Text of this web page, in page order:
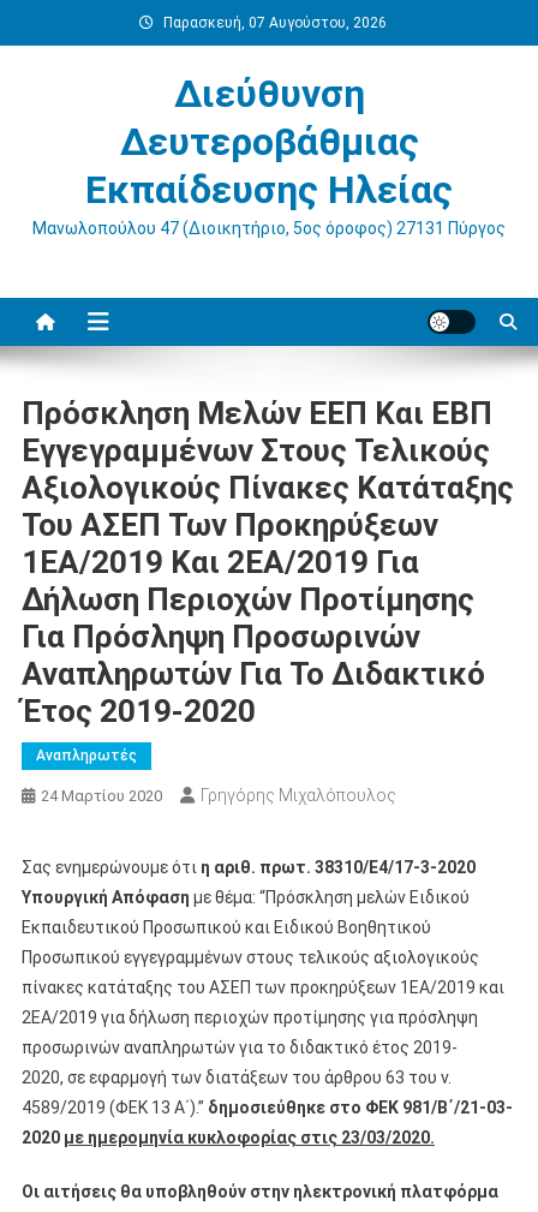
στο
Παρασκευή, 07 Αυγούστου, 2026
Διεύθυνση
Δευτεροβάθμιας
Εκπαίδευσης Ηλείας
Μανωλοπούλου 47 (Διοικητήριο, 5ος όροφος) 27131 Πύργος
Πρόσκληση Μελών ΕΕΠ Και ΕΒΠ
Εγγεγραμμένων Στους Τελικούς
Αξιολογικούς Πίνακες Κατάταξης
Του ΑΣΕΠ Των Προκηρύξεων
1ΕΑ/2019 Και 2ΕΑ/2019 Για
Δήλωση Περιοχών Προτίμησης
Για Πρόσληψη Προσωρινών
Αναπληρωτών Για Το Διδακτικό
Έτος 2019-2020
Αναπληρωτές
24 Μαρτίου 2020 Γρηγόρης Μιχαλόπουλος
Σας ενημερώνουμε ότι η αριθ. πρωτ. 38310/Ε4/17-3-2020
Υπουργική Απόφαση με θέμα: “Πρόσκληση μελών Ειδικού
Εκπαιδευτικού Προσωπικού και Ειδικού Βοηθητικού
Προσωπικού εγγεγραμμένων στους τελικούς αξιολογικούς
πίνακες κατάταξης του ΑΣΕΠ των προκηρύξεων 1ΕΑ/2019 και
2ΕΑ/2019 για δήλωση περιοχών προτίμησης για πρόσληψη
προσωρινών αναπληρωτών για το διδακτικό έτος 2019-
2020, σε εφαρμογή των διατάξεων του άρθρου 63 του ν.
4589/2019 (ΦΕΚ 13 Α΄).” δημοσιεύθηκε στο ΦΕΚ 981/Β΄/21-03-
2020 με ημερομηνία κυκλοφορίας στις 23/03/2020.
Οι αιτήσεις θα υποβληθούν στην ηλεκτρονική πλατφόρμα